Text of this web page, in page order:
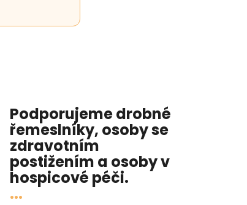
Podporujeme drobné
řemeslníky, osoby se
zdravotním
postižením a osoby v
hospicové péči.
...